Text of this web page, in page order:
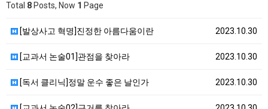
Total 8 Posts, Now 1 Page
2023.10.30
[발상사고 혁명]진정한 아름다움이란
2023.10.30
[교과서 논술01]관점을 찾아라
2023.10.30
[독서 클리닉]정말 운수 좋은 날인가